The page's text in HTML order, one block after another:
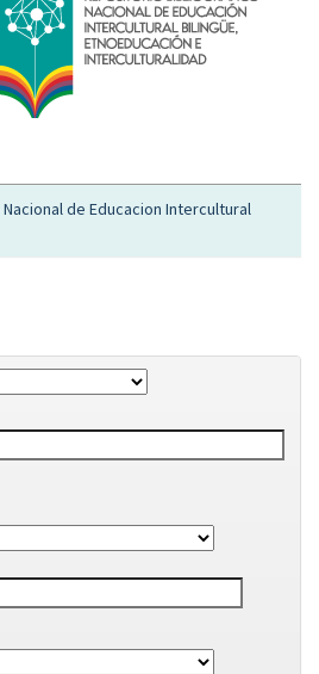
de Educacion Intercultural